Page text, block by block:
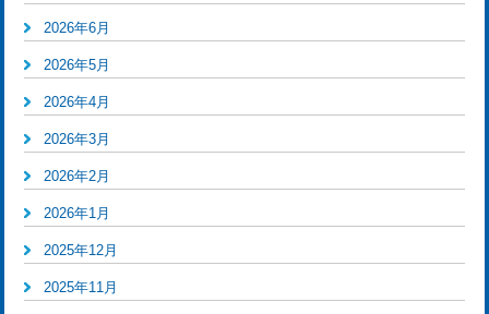
2026年6月
2026年5月
2026年4月
2026年3月
2026年2月
2026年1月
2025年12月
2025年11月